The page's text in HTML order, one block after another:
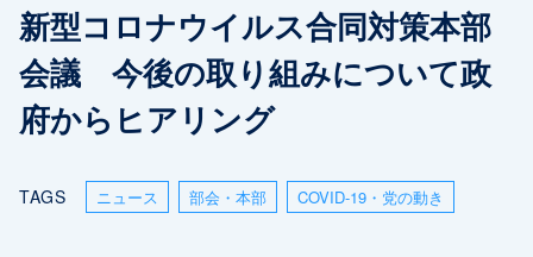
新型コロナウイルス合同対策本部
会議 今後の取り組みについて政
府からヒアリング
TAGS ニュース 部会・本部 COVID-19・党の動き